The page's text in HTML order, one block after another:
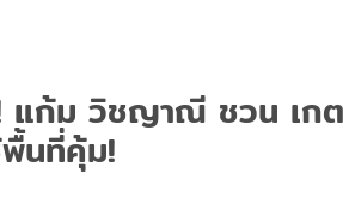
! แก้ม วิชญาณี ชวน เก
พื้นที่คุ้ม!